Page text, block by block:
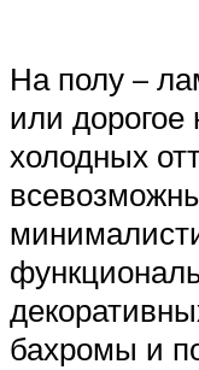
На полу –
или дорогое
холодных
бахромы и